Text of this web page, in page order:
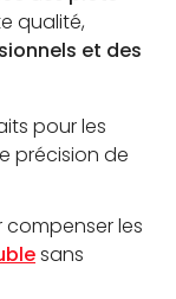
qualité,
et des
pour les
précision de
compenser les
sans